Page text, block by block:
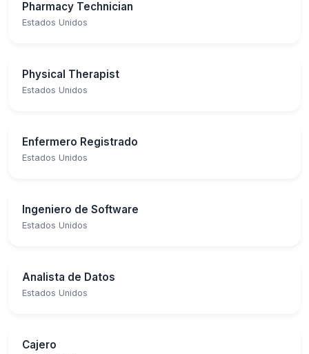
Pharmacy Technician
Estados Unidos
Physical Therapist
Estados Unidos
Enfermero Registrado
Estados Unidos
Ingeniero de Software
Estados Unidos
Analista de Datos
Estados Unidos
Cajero